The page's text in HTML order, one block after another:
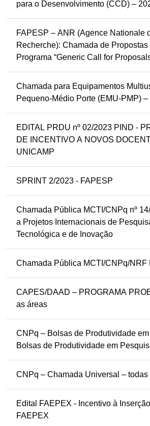
para o Desenvolvimento (CCD) –
FAPESP – ANR (Agence Nationale
Recherche): Chamada de Propostas
Programa “Generic Call for
Chamada para Equipamentos
Pequeno-Médio Porte (EMU-PMP) –
EDITAL PRDU nº 02/2023 PIND -
DE INCENTIVO A NOVOS
UNICAMP
SPRINT 2/2023 - FAPESP
Chamada Pública MCTI/CNPq nº
a Projetos Internacionais de
Tecnológica e de Inovação
Chamada Pública MCTI/CNPq/NRF
CAPES/DAAD – PROGRAMA
as áreas
CNPq – Bolsas de Produtividade
Bolsas de Produtividade em
CNPq – Chamada Universal – todas
Edital FAEPEX - Incentivo à
FAEPEX